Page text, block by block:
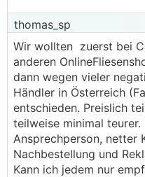
direkt auf den Preis
schenkt keiner was
thomas_sp
Wir wollten zuerst bei
anderen
dann wegen vieler
Händler in Österreich
entschieden. Preislich
teilweise minimal
Ansprechperson, netter
Nachbestellung und
Kann ich jedem nur